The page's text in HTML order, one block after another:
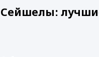
Сейшелы: